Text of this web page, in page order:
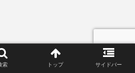
索 トップ サイドバー